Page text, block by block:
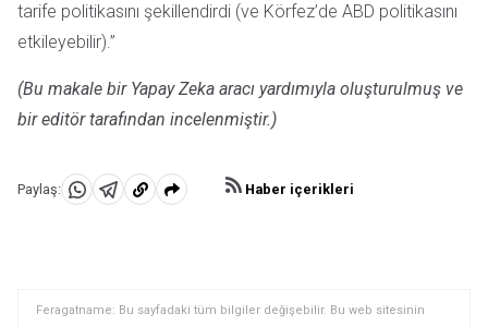
tarife politikasını şekillendirdi (ve Körfez’de ABD politikasını
etkileyebilir).”
(Bu makale bir Yapay Zeka aracı yardımıyla oluşturulmuş ve
bir editör tarafından incelenmiştir.)
Paylaş:
WhatsApp'da
Telegram'da
Panoya
Haber içerikleri
Feragatname: Bu sayfadaki tüm bilgiler değişebilir. Bu web sitesinin